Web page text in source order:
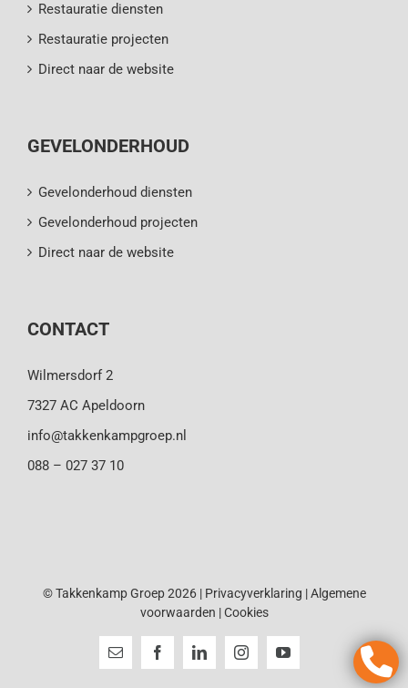
Restauratie diensten
Restauratie projecten
Direct naar de website
GEVELONDERHOUD
Gevelonderhoud diensten
Gevelonderhoud projecten
Direct naar de website
CONTACT
Wilmersdorf 2
7327 AC Apeldoorn
info@takkenkampgroep.nl
088 – 027 37 10
© Takkenkamp Groep 2026 | Privacyverklaring |Algemene
voorwaarden |Cookies
E-
mail
FacebookLinkedInInstagramYouTube